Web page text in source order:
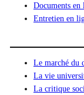
Documents en
Entretien en
Le marché du
La vie
La critique